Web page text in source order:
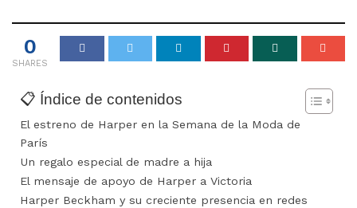
0
SHARES
📋 Índice de contenidos
El estreno de Harper en la Semana de la Moda de
París
Un regalo especial de madre a hija
El mensaje de apoyo de Harper a Victoria
Harper Beckham y su creciente presencia en redes